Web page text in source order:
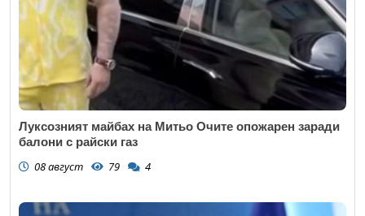
Луксозният майбах на Митьо Очите опожарен заради
балони с райски газ
08 август 79 4